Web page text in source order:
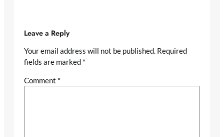
Leave a Reply
Your email address will not be published. Required
fields are marked *
Comment *